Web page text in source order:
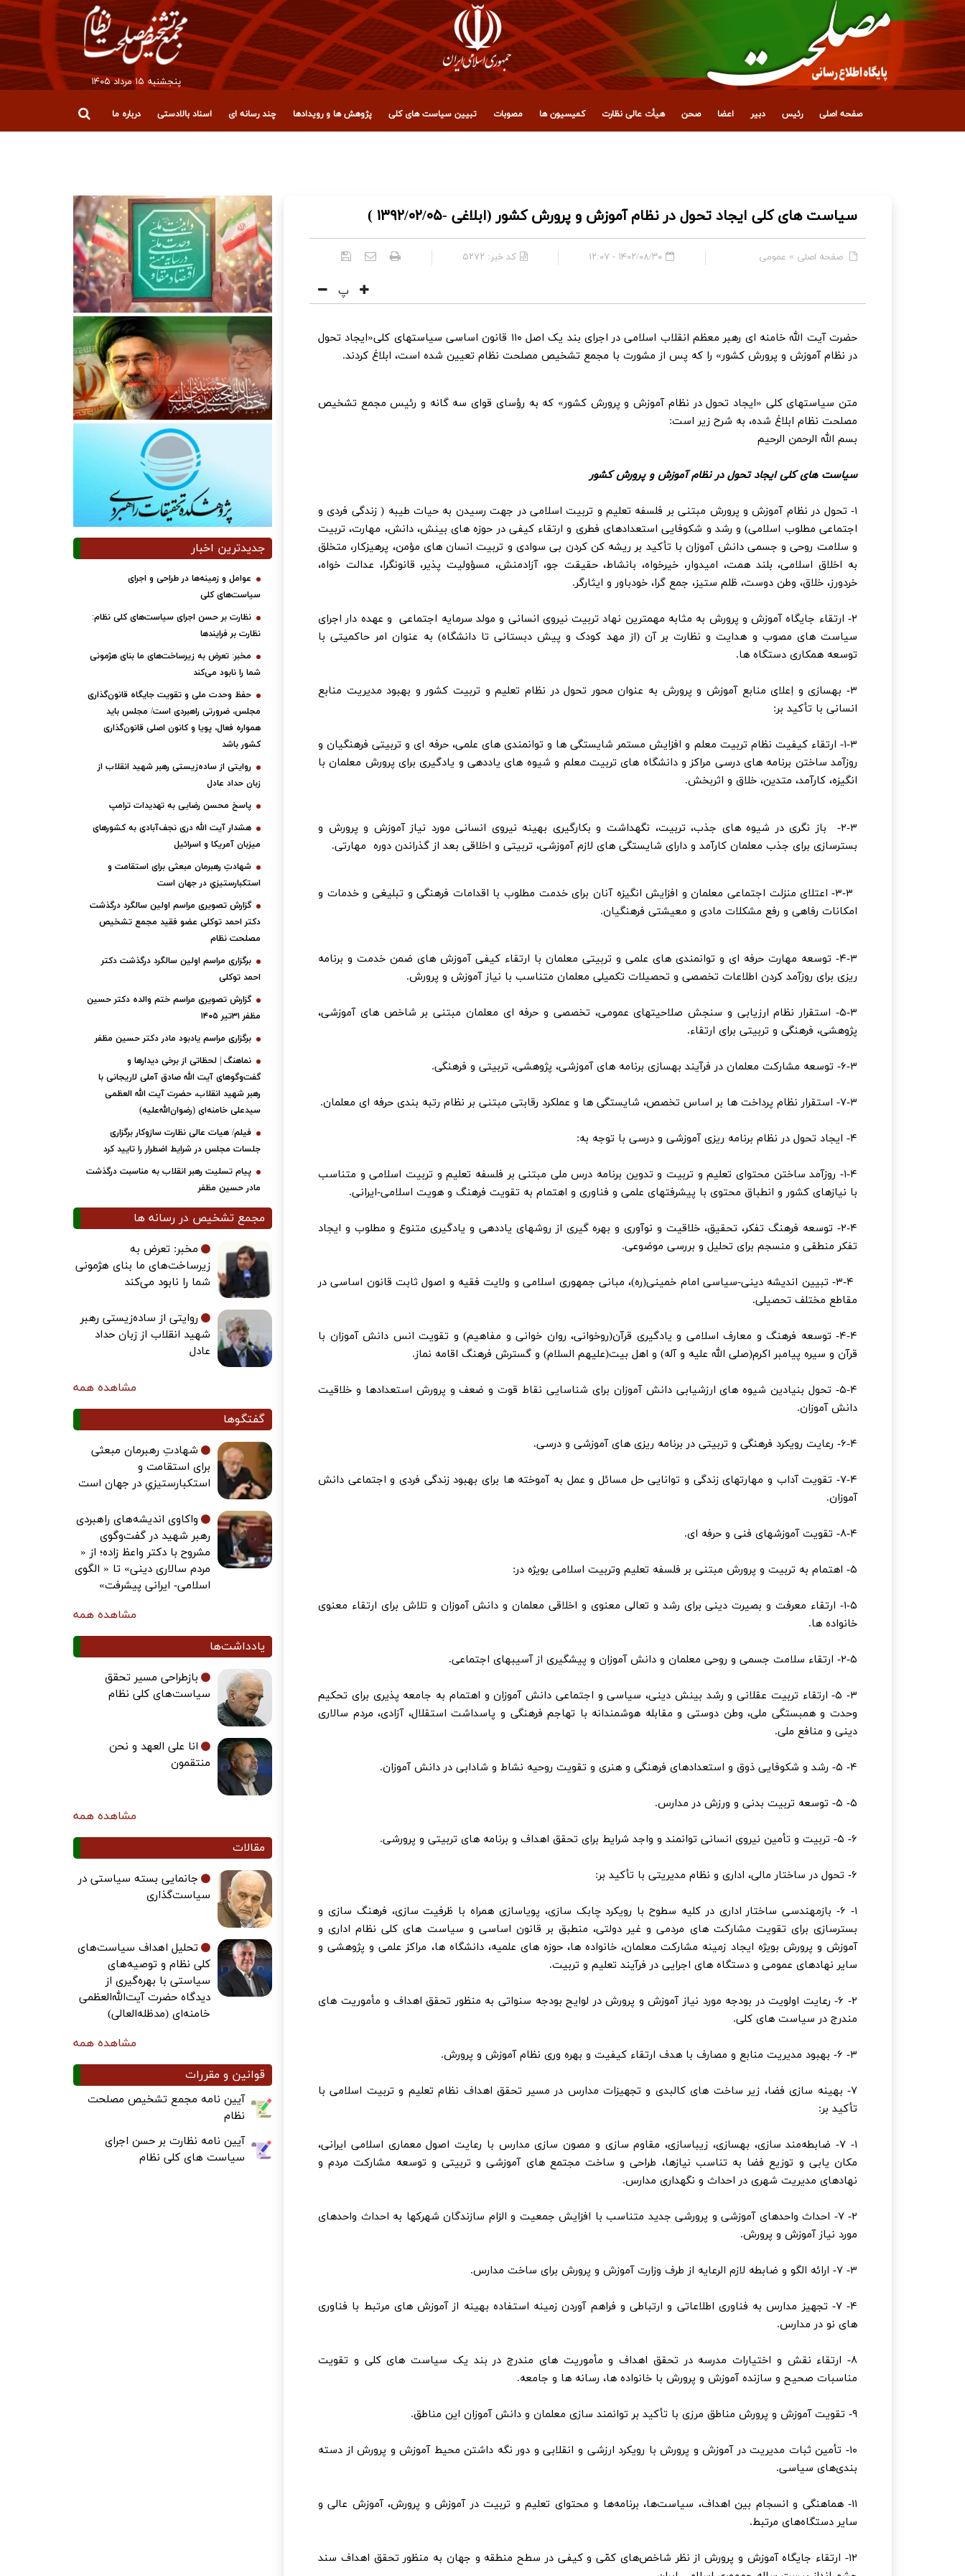
پنجشنبه ۱۵ مرداد ۱۴۰۵
صفحه اصلی رئیس دبیر اعضا صحن هیأت عالی نظارت کمیسیون ها مصوبات تبیین سیاست های کلی پژوهش ها و رویدادها چند رسانه ای اسناد بالادستی درباره ما
سیاست های کلی ایجاد تحول در نظام آموزش و پرورش کشور (ابلاغی -۱۳۹۲/۰۲/۰۵ )
صفحه اصلی » عمومی ۱۴۰۲/۰۸/۳۰ - ۱۲:۰۷ کد خبر: ۵۲۷۲
پ
حضرت آیت الله خامنه ای رهبر معظم انقلاب اسلامی در اجرای بند یک اصل ۱۱۰ قانون اساسی سیاستهای کلی«ایجاد تحول
در نظام آموزش و پرورش کشور» را که پس از مشورت با مجمع تشخیص مصلحت نظام تعیین شده است، ابلاغ کردند.
متن سیاستهای کلی «ایجاد تحول در نظام آموزش و پرورش کشور» که به رؤسای قوای سه گانه و رئیس مجمع تشخیص
مصلحت نظام ابلاغ شده، به شرح زیر است:
بسم الله الرحمن الرحیم
سیاست های کلی ایجاد تحول در نظام آموزش و پرورش کشور
۱- تحول در نظام آموزش و پرورش مبتنی بر فلسفه تعلیم و تربیت اسلامی در جهت رسیدن به حیات طیبه ( زندگی فردی و
اجتماعی مطلوب اسلامی) و رشد و شکوفایی استعدادهای فطری و ارتقاء کیفی در حوزه های بینش، دانش، مهارت، تربیت
و سلامت روحی و جسمی دانش آموزان با تأکید بر ریشه کن کردن بی سوادی و تربیت انسان های مؤمن، پرهیزکار، متخلق
به اخلاق اسلامی، بلند همت، امیدوار، خیرخواه، بانشاط، حقیقت جو، آزادمنش، مسؤولیت پذیر، قانونگرا، عدالت خواه،
خردورز، خلاق، وطن دوست، ظلم ستیز، جمع گرا، خودباور و ایثارگر.
۲- ارتقاء جایگاه آموزش و پرورش به مثابه مهمترین نهاد تربیت نیروی انسانی و مولد سرمایه اجتماعی و عهده دار اجرای
سیاست های مصوب و هدایت و نظارت بر آن (از مهد کودک و پیش دبستانی تا دانشگاه) به عنوان امر حاکمیتی با
توسعه همکاری دستگاه ها.
۳- بهسازی و اِعلای منابع آموزش و پرورش به عنوان محور تحول در نظام تعلیم و تربیت کشور و بهبود مدیریت منابع
انسانی با تأکید بر:
۱-۳- ارتقاء کیفیت نظام تربیت معلم و افزایش مستمر شایستگی ها و توانمندی های علمی، حرفه ای و تربیتی فرهنگیان و
روزآمد ساختن برنامه های درسی مراکز و دانشگاه های تربیت معلم و شیوه های یاددهی و یادگیری برای پرورش معلمان با
انگیزه، کارآمد، متدین، خلاق و اثربخش.
۲-۳- باز نگری در شیوه های جذب، تربیت، نگهداشت و بکارگیری بهینه نیروی انسانی مورد نیاز آموزش و پرورش و
بسترسازی برای جذب معلمان کارآمد و دارای شایستگی های لازم آموزشی، تربیتی و اخلاقی بعد از گذراندن دوره مهارتی.
۳-۳- اعتلای منزلت اجتماعی معلمان و افزایش انگیزه آنان برای خدمت مطلوب با اقدامات فرهنگی و تبلیغی و خدمات و
امکانات رفاهی و رفع مشکلات مادی و معیشتی فرهنگیان.
۴-۳- توسعه مهارت حرفه ای و توانمندی های علمی و تربیتی معلمان با ارتقاء کیفی آموزش های ضمن خدمت و برنامه
ریزی برای روزآمد کردن اطلاعات تخصصی و تحصیلات تکمیلی معلمان متناسب با نیاز آموزش و پرورش.
۵-۳- استقرار نظام ارزیابی و سنجش صلاحیتهای عمومی، تخصصی و حرفه ای معلمان مبتنی بر شاخص های آموزشی،
پژوهشی، فرهنگی و تربیتی برای ارتقاء.
۶-۳- توسعه مشارکت معلمان در فرآیند بهسازی برنامه های آموزشی، پژوهشی، تربیتی و فرهنگی.
۷-۳- استقرار نظام پرداخت ها بر اساس تخصص، شایستگی ها و عملکرد رقابتی مبتنی بر نظام رتبه بندی حرفه ای معلمان.
۴- ایجاد تحول در نظام برنامه ریزی آموزشی و درسی با توجه به:
۱-۴- روزآمد ساختن محتوای تعلیم و تربیت و تدوین برنامه درس ملی مبتنی بر فلسفه تعلیم و تربیت اسلامی و متناسب
با نیازهای کشور و انطباق محتوی با پیشرفتهای علمی و فناوری و اهتمام به تقویت فرهنگ و هویت اسلامی-ایرانی.
۲-۴- توسعه فرهنگ تفکر، تحقیق، خلاقیت و نوآوری و بهره گیری از روشهای یاددهی و یادگیری متنوع و مطلوب و ایجاد
تفکر منطقی و منسجم برای تحلیل و بررسی موضوعی.
۳-۴- تبیین اندیشه دینی-سیاسی امام خمینی(ره)، مبانی جمهوری اسلامی و ولایت فقیه و اصول ثابت قانون اساسی در
مقاطع مختلف تحصیلی.
۴-۴- توسعه فرهنگ و معارف اسلامی و یادگیری قرآن(روخوانی، روان خوانی و مفاهیم) و تقویت انس دانش آموزان با
قرآن و سیره پیامبر اکرم(صلی الله علیه و آله) و اهل بیت(علیهم السلام) و گسترش فرهنگ اقامه نماز.
۵-۴- تحول بنیادین شیوه های ارزشیابی دانش آموزان برای شناسایی نقاط قوت و ضعف و پرورش استعدادها و خلاقیت
دانش آموزان.
۶-۴- رعایت رویکرد فرهنگی و تربیتی در برنامه ریزی های آموزشی و درسی.
۷-۴- تقویت آداب و مهارتهای زندگی و توانایی حل مسائل و عمل به آموخته ها برای بهبود زندگی فردی و اجتماعی دانش
آموزان.
۸-۴- تقویت آموزشهای فنی و حرفه ای.
۵- اهتمام به تربیت و پرورش مبتنی بر فلسفه تعلیم وتربیت اسلامی بویژه در:
۱-۵- ارتقاء معرفت و بصیرت دینی برای رشد و تعالی معنوی و اخلاقی معلمان و دانش آموزان و تلاش برای ارتقاء معنوی
خانواده ها.
۲-۵- ارتقاء سلامت جسمی و روحی معلمان و دانش آموزان و پیشگیری از آسیبهای اجتماعی.
۳- ۵- ارتقاء تربیت عقلانی و رشد بینش دینی، سیاسی و اجتماعی دانش آموزان و اهتمام به جامعه پذیری برای تحکیم
وحدت و همبستگی ملی، وطن دوستی و مقابله هوشمندانه با تهاجم فرهنگی و پاسداشت استقلال، آزادی، مردم سالاری
دینی و منافع ملی.
۴- ۵- رشد و شکوفایی ذوق و استعدادهای فرهنگی و هنری و تقویت روحیه نشاط و شادابی در دانش آموزان.
۵- ۵- توسعه تربیت بدنی و ورزش در مدارس.
۶- ۵- تربیت و تأمین نیروی انسانی توانمند و واجد شرایط برای تحقق اهداف و برنامه های تربیتی و پرورشی.
۶- تحول در ساختار مالی، اداری و نظام مدیریتی با تأکید بر:
۱- ۶- بازمهندسی ساختار اداری در کلیه سطوح با رویکرد چابک سازی، پویاسازی همراه با ظرفیت سازی، فرهنگ سازی و
بسترسازی برای تقویت مشارکت های مردمی و غیر دولتی، منطبق بر قانون اساسی و سیاست های کلی نظام اداری و
آموزش و پرورش بویژه ایجاد زمینه مشارکت معلمان، خانواده ها، حوزه های علمیه، دانشگاه ها، مراکز علمی و پژوهشی و
سایر نهادهای عمومی و دستگاه های اجرایی در فرآیند تعلیم و تربیت.
۲- ۶- رعایت اولویت در بودجه مورد نیاز آموزش و پرورش در لوایح بودجه سنواتی به منظور تحقق اهداف و مأموریت های
مندرج در سیاست های کلی.
۳- ۶- بهبود مدیریت منابع و مصارف با هدف ارتقاء کیفیت و بهره وری نظام آموزش و پرورش.
۷- بهینه سازی فضا، زیر ساخت های کالبدی و تجهیزات مدارس در مسیر تحقق اهداف نظام تعلیم و تربیت اسلامی با
تأکید بر:
۱- ۷- ضابطه‌مند سازی، بهسازی، زیباسازی، مقاوم سازی و مصون سازی مدارس با رعایت اصول معماری اسلامی ایرانی،
مکان یابی و توزیع فضا به تناسب نیازها، طراحی و ساخت مجتمع های آموزشی و تربیتی و توسعه مشارکت مردم و
نهادهای مدیریت شهری در احداث و نگهداری مدارس.
۲- ۷- احداث واحدهای آموزشی و پرورشی جدید متناسب با افزایش جمعیت و الزام سازندگان شهرکها به احداث واحدهای
مورد نیاز آموزش و پرورش.
۳- ۷- ارائه الگو و ضابطه لازم الرعایه از طرف وزارت آموزش و پرورش برای ساخت مدارس.
۴- ۷- تجهیز مدارس به فناوری اطلاعاتی و ارتباطی و فراهم آوردن زمینه استفاده بهینه از آموزش های مرتبط با فناوری
های نو در مدارس.
۸- ارتقاء نقش و اختیارات مدرسه در تحقق اهداف و مأموریت های مندرج در بند یک سیاست های کلی و تقویت
مناسبات صحیح و سازنده آموزش و پرورش با خانواده ها، رسانه ها و جامعه.
۹- تقویت آموزش و پرورش مناطق مرزی با تأکید بر توانمند سازی معلمان و دانش آموزان این مناطق.
۱۰- تأمین ثبات مدیریت در آموزش و پرورش با رویکرد ارزشی و انقلابی و دور نگه داشتن محیط آموزش و پرورش از دسته
بندی‌های سیاسی.
۱۱- هماهنگی و انسجام بین اهداف، سیاست‌ها، برنامه‌ها و محتوای تعلیم و تربیت در آموزش و پرورش، آموزش عالی و
سایر دستگاه‌های مرتبط.
۱۲- ارتقاء جایگاه آموزش و پرورش از نظر شاخص‌های کمّی و کیفی در سطح منطقه و جهان به منظور تحقق اهداف سند
جدیدترین اخبار
عوامل و زمینه‌ها در طراحی و اجرای
سیاست‌های کلی
نظارت بر حسن اجرای سیاست‌های کلی نظام:
نظارت بر فرایندها
مخبر: تعرض به زیرساخت‌های ما بنای هژمونی
شما را نابود می‌کند
حفظ وحدت ملی و تقویت جایگاه قانون‌گذاری
مجلس، ضرورتی راهبردی است/ مجلس باید
همواره فعال، پویا و کانون اصلی قانون‌گذاری
کشور باشد
روایتی از ساده‌زیستی رهبر شهید انقلاب از
زبان حداد عادل
پاسخ محسن رضایی به تهدیدات ترامپ
هشدار آیت الله دری نجف‌آبادی به کشورهای
میزبان آمریکا و اسرائیل
شهادتِ رهبرمان مبعثی برای استقامت و
استکبارستیزیِ در جهان است
گزارش تصویری مراسم اولین سالگرد درگذشت
دکتر احمد توکلی عضو فقید مجمع تشخیص
مصلحت نظام
برگزاری مراسم اولین سالگرد درگذشت دکتر
احمد توکلی
گزارش تصویری مراسم ختم والده دکتر حسین
مظفر ۳۱تیر ۱۴۰۵
برگزاری مراسم یادبود مادر دکتر حسین مظفر
نماهنگ | لحظاتی از برخی دیدارها و
گفت‌وگوهای آیت ‌الله صادق آملی لاریجانی با
رهبر شهید انقلاب، حضرت آیت‌ الله العظمی
سیدعلی خامنه‌ای (رضوان‌الله‌علیه)
فیلم/ هیات عالی نظارت سازوکار برگزاری
جلسات مجلس در شرایط اضطرار را تایید کرد
پیام تسلیت رهبر انقلاب به مناسبت درگذشت
مادر حسین مظفر
مجمع تشخیص در رسانه ها
مخبر: تعرض به
زیرساخت‌های ما بنای هژمونی
شما را نابود می‌کند
روایتی از ساده‌زیستی رهبر
شهید انقلاب از زبان حداد
عادل
مشاهده همه
گفتگوها
شهادتِ رهبرمان مبعثی
برای استقامت و
استکبارستیزیِ در جهان است
واکاوی اندیشه‌های راهبردی
رهبر شهید در گفت‌وگوی
مشروح با دکتر واعظ زاده؛ از «
مردم سالاری دینی» تا « الگوی
اسلامی- ایرانی پیشرفت»
مشاهده همه
یادداشت‌ها
بازطراحی مسیر تحقق
سیاست‌های کلی نظام
انا علی العهد و نحن
منتقمون
مشاهده همه
مقالات
جانمایی بسته سیاستی در
سیاست‌گذاری
تحلیل اهداف سیاست‌های
کلی نظام و توصیه‌های
سیاستی با بهره‌گیری از
دیدگاه حضرت آیت‌الله‌العظمی
خامنه‌ای (مدظله‌العالی)
مشاهده همه
قوانین و مقررات
آیین نامه مجمع تشخیص مصلحت
نظام
آیین نامه نظارت بر حسن اجرای
سیاست های کلی نظام